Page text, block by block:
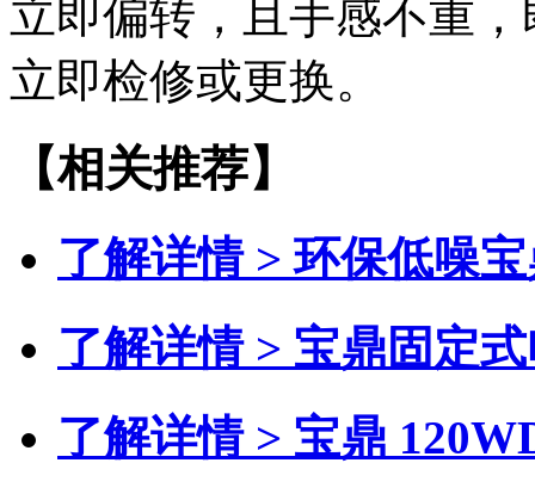
立即偏转，且手感不重
立即检修或更换。
【相关推荐】
了解详情 >环保低噪
了解详情 > 宝鼎固定
了解详情 > 宝鼎